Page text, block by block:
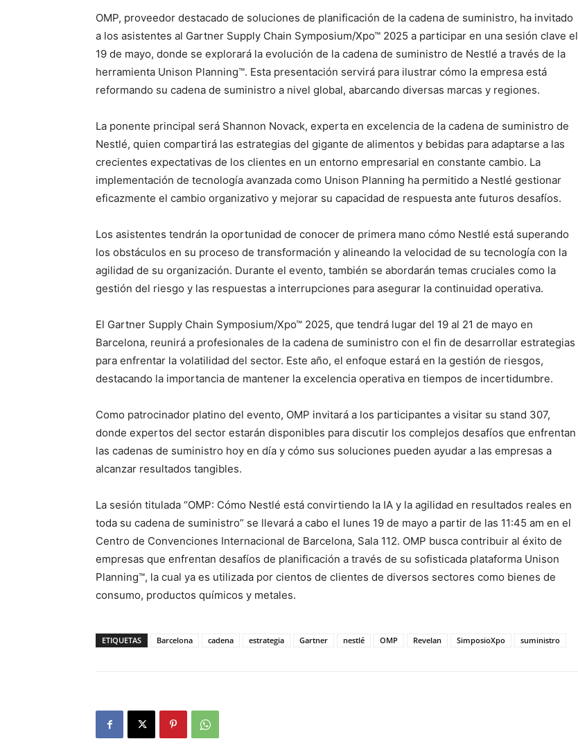
OMP, proveedor destacado de soluciones de planificación de la cadena de suministro, ha invitado
a los asistentes al Gartner Supply Chain Symposium/Xpo™ 2025 a participar en una sesión clave el
19 de mayo, donde se explorará la evolución de la cadena de suministro de Nestlé a través de la
herramienta Unison Planning™. Esta presentación servirá para ilustrar cómo la empresa está
reformando su cadena de suministro a nivel global, abarcando diversas marcas y regiones.
La ponente principal será Shannon Novack, experta en excelencia de la cadena de suministro de
Nestlé, quien compartirá las estrategias del gigante de alimentos y bebidas para adaptarse a las
crecientes expectativas de los clientes en un entorno empresarial en constante cambio. La
implementación de tecnología avanzada como Unison Planning ha permitido a Nestlé gestionar
eficazmente el cambio organizativo y mejorar su capacidad de respuesta ante futuros desafíos.
Los asistentes tendrán la oportunidad de conocer de primera mano cómo Nestlé está superando
los obstáculos en su proceso de transformación y alineando la velocidad de su tecnología con la
agilidad de su organización. Durante el evento, también se abordarán temas cruciales como la
gestión del riesgo y las respuestas a interrupciones para asegurar la continuidad operativa.
El Gartner Supply Chain Symposium/Xpo™ 2025, que tendrá lugar del 19 al 21 de mayo en
Barcelona, reunirá a profesionales de la cadena de suministro con el fin de desarrollar estrategias
para enfrentar la volatilidad del sector. Este año, el enfoque estará en la gestión de riesgos,
destacando la importancia de mantener la excelencia operativa en tiempos de incertidumbre.
Como patrocinador platino del evento, OMP invitará a los participantes a visitar su stand 307,
donde expertos del sector estarán disponibles para discutir los complejos desafíos que enfrentan
las cadenas de suministro hoy en día y cómo sus soluciones pueden ayudar a las empresas a
alcanzar resultados tangibles.
La sesión titulada “OMP: Cómo Nestlé está convirtiendo la IA y la agilidad en resultados reales en
toda su cadena de suministro” se llevará a cabo el lunes 19 de mayo a partir de las 11:45 am en el
Centro de Convenciones Internacional de Barcelona, Sala 112. OMP busca contribuir al éxito de
empresas que enfrentan desafíos de planificación a través de su sofisticada plataforma Unison
Planning™, la cual ya es utilizada por cientos de clientes de diversos sectores como bienes de
consumo, productos químicos y metales.
ETIQUETAS Barcelona cadena estrategia Gartner nestlé OMP Revelan SimposioXpo suministro